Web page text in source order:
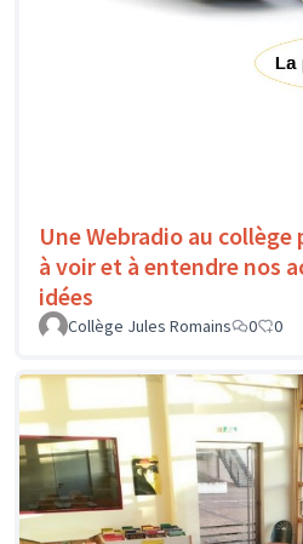
Une Webradio au
à voir et à entendre nos
idées
Collège Jules Romains 0 0